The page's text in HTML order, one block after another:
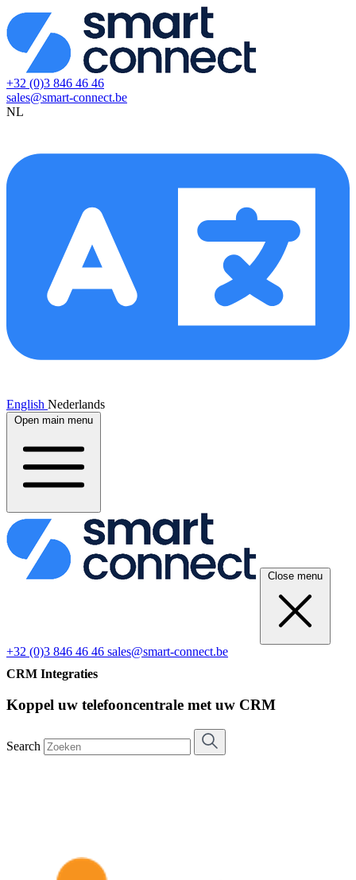
+32 (0)3 846 46 46
sales@smart-connect.be
NL
English Nederlands
Open main menu
Close menu
+32 (0)3 846 46 46 sales@smart-connect.be
CRM Integraties
Koppel uw telefooncentrale met uw CRM
Search